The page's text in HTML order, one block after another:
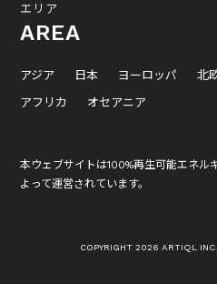
エリア
AREA
アジア 日本 ヨーロッパ 北
アフリカ
オセアニア
本ウェブサイトは100%再生可能エネル
よって運営されています。
COPYRIGHT 2026 ARTIQL